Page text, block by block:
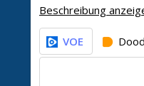
Beschreibung
VOE